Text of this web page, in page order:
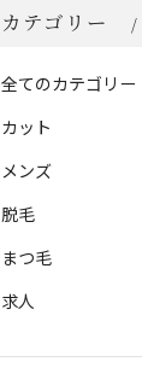
カテゴリー
全てのカテゴリー
カット
メンズ
脱毛
まつ毛
求人